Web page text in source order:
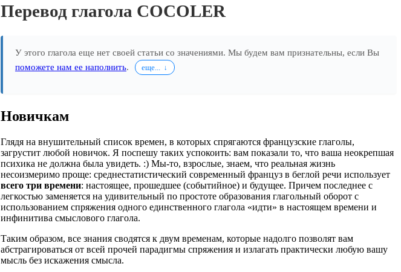
Перевод глагола COCOLER
У этого глагола еще нет своей статьи со значениями. Мы будем вам признательны, если Вы
поможете нам ее наполнить. еще...
Новичкам
Глядя на внушительный список времен, в которых спрягаются французские глаголы,
загрустит любой новичок. Я поспешу таких успокоить: вам показали то, что ваша неокрепшая
психика не должна была увидеть. :) Мы-то, взрослые, знаем, что реальная жизнь
несоизмеримо проще: среднестатистический современный француз в беглой речи использует
всего три времени: настоящее, прошедшее (событийное) и будущее. Причем последнее с
легкостью заменяется на удивительный по простоте образования глагольный оборот с
использованием спряжения одного единственного глагола «идти» в настоящем времени и
инфинитива смыслового глагола.
Таким образом, все знания сводятся к двум временам, которые надолго позволят вам
абстрагироваться от всей прочей парадигмы спряжения и излагать практически любую вашу
мысль без искажения смысла.